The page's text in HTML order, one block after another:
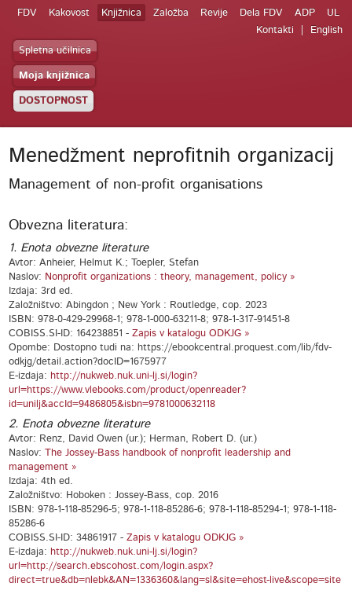
FDV Kakovost Knjižnica Založba Revije Dela FDV ADP
UL
Kontakti
English
Spletna učilnica
Moja knjižnica
DOSTOPNOST
Menedžment neprofitnih organizacij
Management of non-profit organisations
Obvezna literatura:
1. Enota obvezne literature
Avtor: Anheier, Helmut K.; Toepler, Stefan
Naslov: Nonprofit organizations : theory, management, policy »
Izdaja: 3rd ed.
Založništvo: Abingdon ; New York : Routledge, cop. 2023
ISBN: 978-0-429-29968-1; 978-1-000-63211-8; 978-1-317-91451-8
COBISS.SI-ID: 164238851 -Zapis v katalogu ODKJG »
Opombe: Dostopno tudi na: https://ebookcentral.proquest.com/lib/fdv-
odkjg/detail.action?docID=1675977
E-izdaja: http://nukweb.nuk.uni-lj.si/login?
url=https://www.vlebooks.com/product/openreader?
id=unilj&accId=9486805&isbn=9781000632118
2. Enota obvezne literature
Avtor: Renz, David Owen (ur.); Herman, Robert D. (ur.)
Naslov:The Jossey-Bass handbook of nonprofit leadership and
management »
Izdaja: 4th ed.
Založništvo: Hoboken : Jossey-Bass, cop. 2016
ISBN: 978-1-118-85296-5; 978-1-118-85286-6; 978-1-118-85294-1; 978-1-118-
85286-6
COBISS.SI-ID: 34861917 -Zapis v katalogu ODKJG »
E-izdaja: http://nukweb.nuk.uni-lj.si/login?
url=http://search.ebscohost.com/login.aspx?
direct=true&db=nlebk&AN=1336360&lang=sl&site=ehost-live&scope=site